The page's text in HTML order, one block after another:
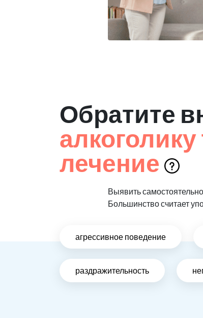
Обратите
лечение
Выявить
Большинство считает
агрессивное поведение
раздражительность